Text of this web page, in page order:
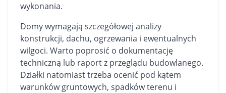
wykonania.
Domy wymagają szczegółowej analizy
konstrukcji, dachu, ogrzewania i ewentualnych
wilgoci. Warto poprosić o dokumentację
techniczną lub raport z przeglądu budowlanego.
Działki natomiast trzeba ocenić pod kątem
warunków gruntowych, spadków terenu i